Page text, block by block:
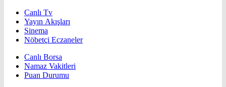
Canlı Tv
Yayın Akışları
Sinema
Nöbetçi Eczaneler
Canlı Borsa
Namaz Vakitleri
Puan Durumu